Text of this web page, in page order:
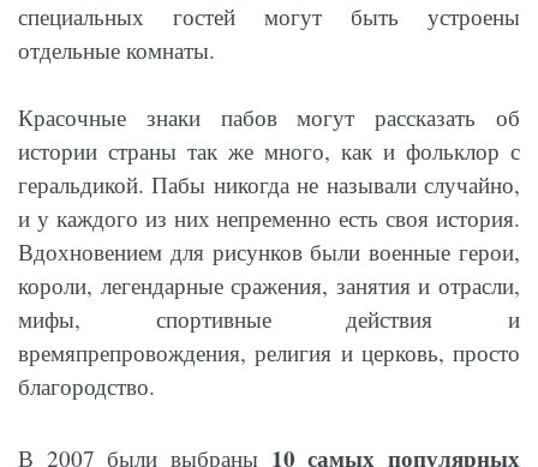
специальных гостей могут быть устроены
отдельные комнаты.
Красочные знаки пабов могут рассказать об
истории страны так же много, как и фольклор с
геральдикой. Пабы никогда не называли случайно,
и у каждого из них непременно есть своя история.
Вдохновением для рисунков были военные герои,
короли, легендарные сражения, занятия и отрасли,
мифы, спортивные действия и
времяпрепровождения, религия и церковь, просто
благородство.
В 2007 были выбраны 10 самых популярных